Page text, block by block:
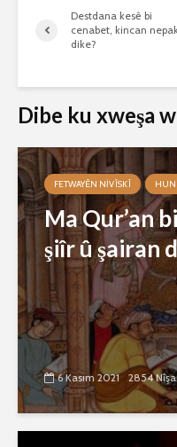
Destdana kesê bi
cenabet, kincan
dike?
Dibe ku xweşa
FETWAYÊN NIVÎSKÎ
Ma Qur’an
şiîr û şairan
6 Kasım 2021 2854